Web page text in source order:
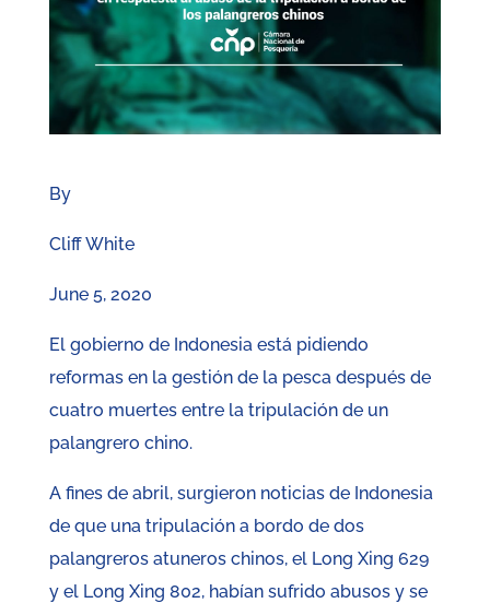
By
Cliff White
June 5, 2020
El gobierno de Indonesia está pidiendo
reformas en la gestión de la pesca después de
cuatro muertes entre la tripulación de un
palangrero chino.
A fines de abril, surgieron noticias de Indonesia
de que una tripulación a bordo de dos
palangreros atuneros chinos, el Long Xing 629
y el Long Xing 802, habían sufrido abusos y se